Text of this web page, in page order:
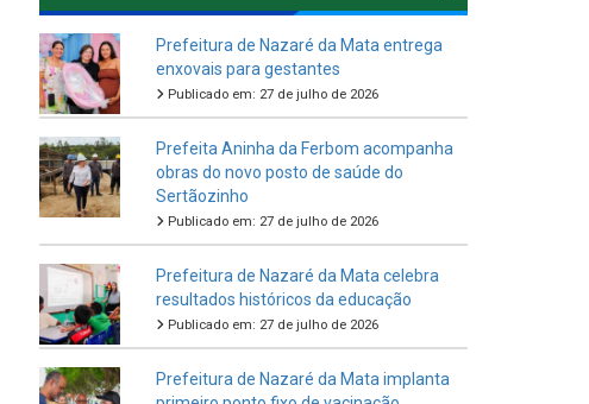
Prefeitura de Nazaré da Mata entrega
enxovais para gestantes
Publicado em: 27 de julho de 2026
Prefeita Aninha da Ferbom acompanha
obras do novo posto de saúde do
Sertãozinho
Publicado em: 27 de julho de 2026
Prefeitura de Nazaré da Mata celebra
resultados históricos da educação
Publicado em: 27 de julho de 2026
Prefeitura de Nazaré da Mata implanta